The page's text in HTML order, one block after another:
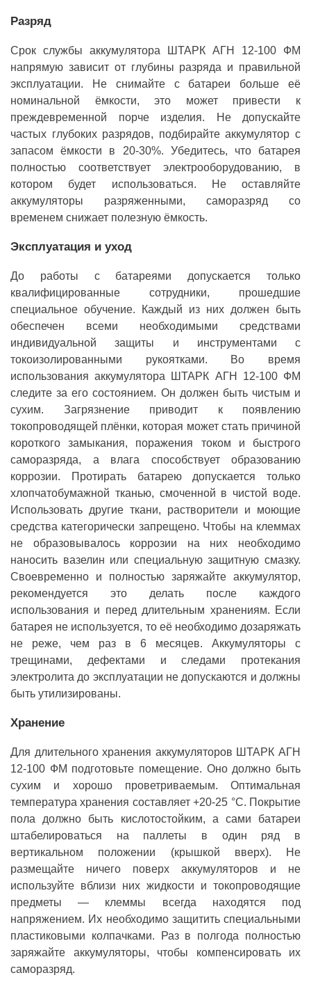
Разряд
Срок службы аккумулятора ШТАРК АГН 12-100 ФМ
напрямую зависит от глубины разряда и правильной
эксплуатации. Не снимайте с батареи больше её
номинальной ёмкости, это может привести к
преждевременной порче изделия. Не допускайте
частых глубоких разрядов, подбирайте аккумулятор с
запасом ёмкости в 20-30%. Убедитесь, что батарея
полностью соответствует электрооборудованию, в
котором будет использоваться. Не оставляйте
аккумуляторы разряженными, саморазряд со
временем снижает полезную ёмкость.
Эксплуатация и уход
До работы с батареями допускается только
квалифицированные сотрудники, прошедшие
специальное обучение. Каждый из них должен быть
обеспечен всеми необходимыми средствами
индивидуальной защиты и инструментами с
токоизолированными рукоятками. Во время
использования аккумулятора ШТАРК АГН 12-100 ФМ
следите за его состоянием. Он должен быть чистым и
сухим. Загрязнение приводит к появлению
токопроводящей плёнки, которая может стать причиной
короткого замыкания, поражения током и быстрого
саморазряда, а влага способствует образованию
коррозии. Протирать батарею допускается только
хлопчатобумажной тканью, смоченной в чистой воде.
Использовать другие ткани, растворители и моющие
средства категорически запрещено. Чтобы на клеммах
не образовывалось коррозии на них необходимо
наносить вазелин или специальную защитную смазку.
Своевременно и полностью заряжайте аккумулятор,
рекомендуется это делать после каждого
использования и перед длительным хранениям. Если
батарея не используется, то её необходимо дозаряжать
не реже, чем раз в 6 месяцев. Аккумуляторы с
трещинами, дефектами и следами протекания
электролита до эксплуатации не допускаются и должны
быть утилизированы.
Хранение
Для длительного хранения аккумуляторов ШТАРК АГН
12-100 ФМ подготовьте помещение. Оно должно быть
сухим и хорошо проветриваемым. Оптимальная
температура хранения составляет +20-25 °C. Покрытие
пола должно быть кислотостойким, а сами батареи
штабелироваться на паллеты в один ряд в
вертикальном положении (крышкой вверх). Не
размещайте ничего поверх аккумуляторов и не
используйте вблизи них жидкости и токопроводящие
предметы — клеммы всегда находятся под
напряжением. Их необходимо защитить специальными
пластиковыми колпачками. Раз в полгода полностью
заряжайте аккумуляторы, чтобы компенсировать их
саморазряд.